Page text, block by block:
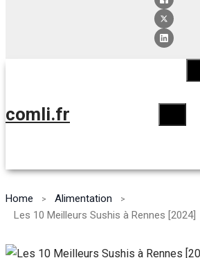
comli.fr
Home
Alimentation
Les 10 Meilleurs Sushis à Rennes [2024]